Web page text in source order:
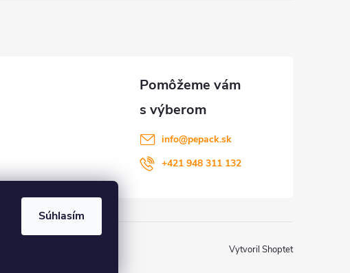
Súhlasím
info@pepack.sk
+421 948 311 132
Vytvoril Shoptet